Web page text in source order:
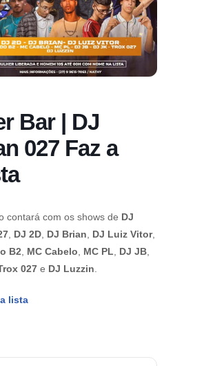
Bar | DJ
027 Faz a
contará com os shows de DJ
DJ 2D DJ Brian DJ Luiz Vitor,
B2
MC Cabelo MC PL DJ JB
027 e DJ Luzzin
lista